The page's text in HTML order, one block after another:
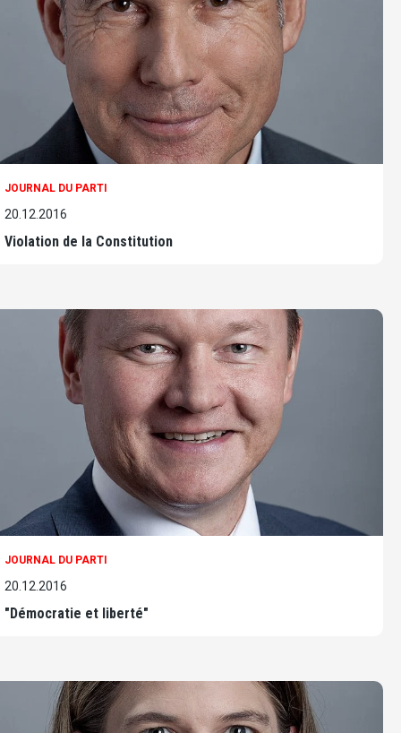
JOURNAL DU PARTI
20.12.2016
Violation de la Constitution
JOURNAL DU PARTI
20.12.2016
"Démocratie et liberté"